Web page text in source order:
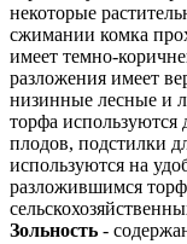
некоторые
сжимании комка
имеет темно-
разложения имеет
низинные лесные и
торфа используются
плодов, подстилки
используются на
разложившимся
Зольность -